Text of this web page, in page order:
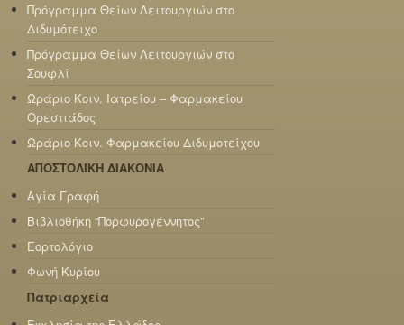
Πρόγραμμα Θείων Λειτουργιών στο
Διδυμότειχο
Πρόγραμμα Θείων Λειτουργιών στο
Σουφλί
Ωράριο Κοιν. Ιατρείου – Φαρμακείου
Ορεστιάδος
Ωράριο Κοιν. Φαρμακείου Διδυμοτείχου
ΑΠΟΣΤΟΛΙΚΗ ΔΙΑΚΟΝΙΑ
Αγία Γραφή
Βιβλιοθήκη “Πορφυρογέννητος”
Εορτολόγιο
Φωνή Κυρίου
Πατριαρχεία